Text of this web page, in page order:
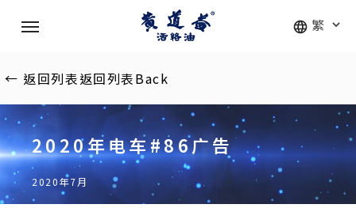
content
Menu
← 返回列表返回列表Back
2020年电车#86广告
2020年7月